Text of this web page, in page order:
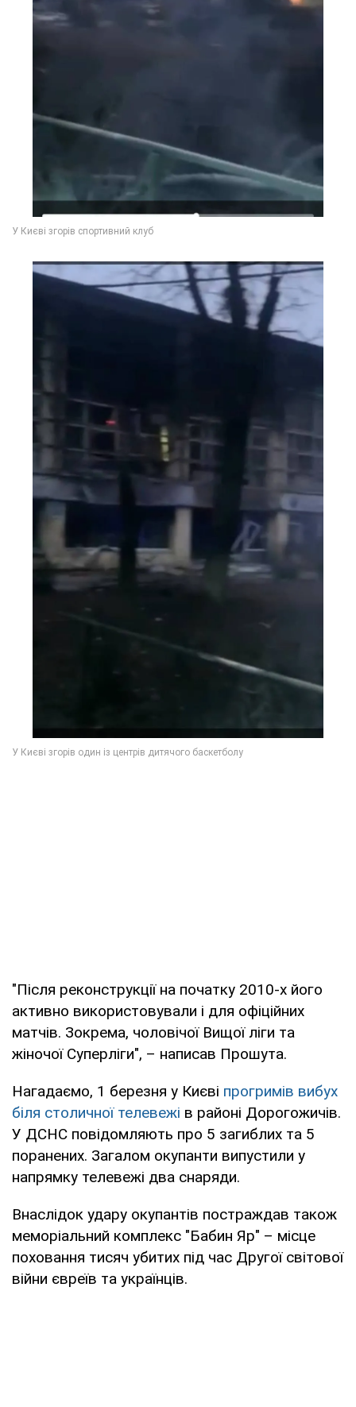
"Після реконструкції на початку 2010-х його
активно використовували і для офіційних
матчів. Зокрема, чоловічої Вищої ліги та
жіночої Суперліги", – написав Прошута.
Нагадаємо, 1 березня у Києві прогримів вибух
біля столичної телевежі в районі Дорогожичів.
У ДСНС повідомляють про 5 загиблих та 5
поранених. Загалом окупанти випустили у
напрямку телевежі два снаряди.
Внаслідок удару окупантів постраждав також
меморіальний комплекс "Бабин Яр" – місце
поховання тисяч убитих під час Другої світової
війни євреїв та українців.